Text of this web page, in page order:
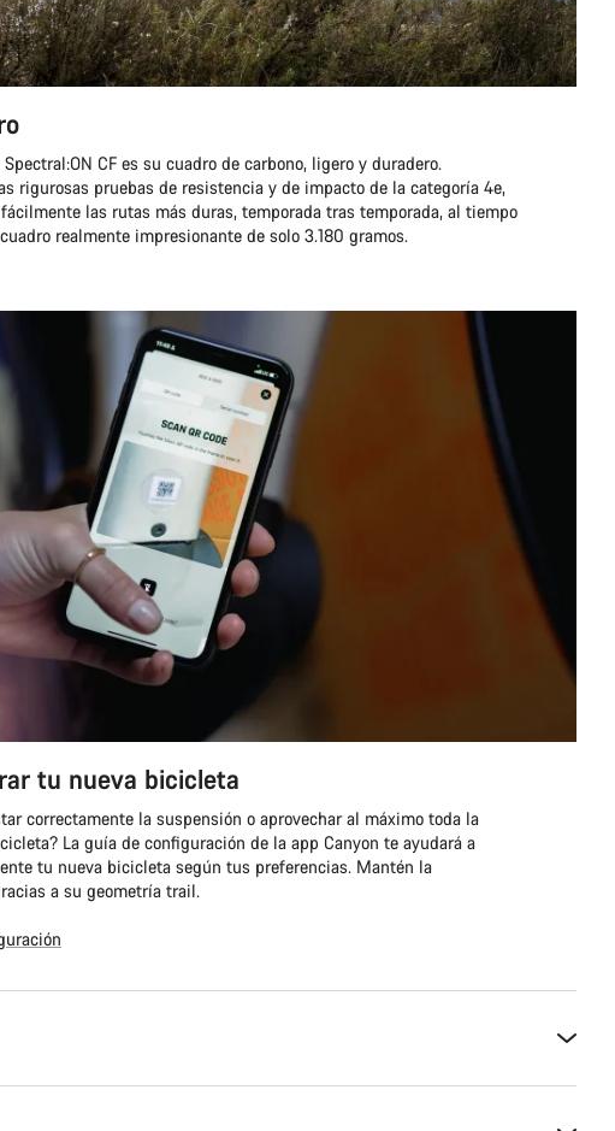
CF es su cuadro de carbono, ligero y duradero.
rigurosas pruebas de resistencia y de impacto de la categoría 4e,
las rutas más duras, temporada tras temporada, al tiempo
realmente impresionante de solo 3.180 gramos.
tu nueva bicicleta
correctamente la suspensión o aprovechar al máximo toda la
La guía de configuración de la app Canyon te ayudará a
tu nueva bicicleta según tus preferencias. Mantén la
a su geometría trail.